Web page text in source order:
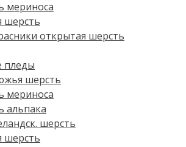
мериноса
шерсть
открытая шерсть
пледы
шерсть
мериноса
альпака
шерсть
шерсть